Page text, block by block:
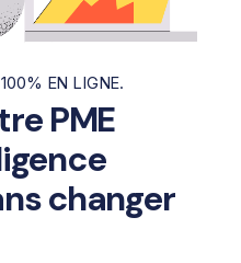
EN LIGNE.
PME
changer